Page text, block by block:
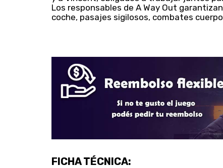
Los responsables de A Way Out
coche, pasajes sigilosos, combates
FICHA TÉCNICA: